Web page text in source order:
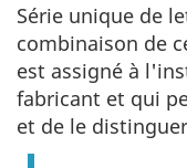
Série unique de
combinaison de
est assigné à
fabricant et qui
et de le